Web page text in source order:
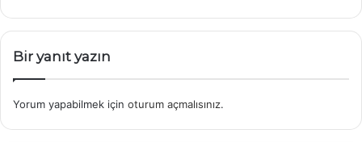
Bir yanıt yazın
Yorum yapabilmek için oturum açmalısınız.